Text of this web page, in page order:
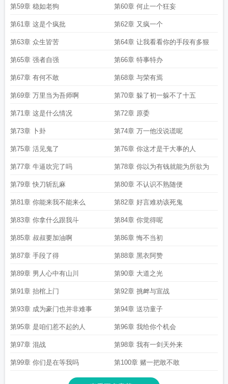
第59章 稳如老狗 第60章 何止一个狂妄
第61章 这是个疯批 第62章 又疯一个
第63章 众生皆苦 第64章 让我看看你的手段有多狠
第65章 强者自强 第66章 特事特办
第67章 有何不敢 第68章 与荣有焉
第69章 万里当为吾师啊 第70章 躲了初一躲不了十五
第71章 这是什么情况 第72章 原委
第73章 卜卦 第74章 万一他没说谎呢
第75章 活见鬼了 第76章 你这才是干大事的人
第77章 牛逼吹完了吗 第78章 你以为有钱就能为所欲为
第79章 快刀斩乱麻 第80章 不认识不熟随便
第81章 你能来我不能来么 第82章 好言难劝该死鬼
第83章 你拿什么跟我斗 第84章 你觉得呢
第85章 叔叔要加油啊 第86章 悔不当初
第87章 手段了得 第88章 黑衣阿赞
第89章 男人心中有山川 第90章 大道之光
第91章 抬棺上门 第92章 挑衅与宣战
第93章 成为豪门也并非难事 第94章 送功童子
第95章 是咱们惹不起的人 第96章 我给你个机会
第97章 混战 第98章 我有一剑天外来
第99章 你们是在等我吗 第100章 赌一把敢不敢